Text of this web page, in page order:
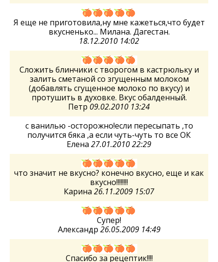
Я еще не приготовила,ну мне кажеться,что будет
вкусненько... Милана. Дагестан.
18.12.2010 14:02
Сложить блинчики с творогом в кастрюльку и
залить сметаной со згущенным молоком
(добавлять сгущенное молоко по вкусу) и
протушить в духовке. Вкус обалденный.
Петр 09.02.2010 13:24
с ванилью -осторожно!если пересыпать ,то
получится бяка ,а если чуть-чуть то все ОК
Елена 27.01.2010 22:29
что значит не вкусно? конечно вкусно, еще и как
вкусно!!!!!!!!
Карина 26.11.2009 15:07
Супер!
Александр 26.05.2009 14:49
Спасибо за рецептик!!!!